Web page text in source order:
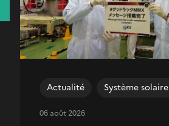
Actualité Système solaire
06 août 2026